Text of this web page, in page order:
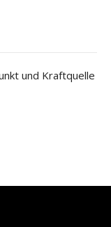
und Kraftquelle